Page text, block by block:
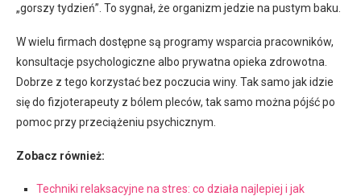
„gorszy tydzień”. To sygnał, że organizm jedzie na pustym baku.
W wielu firmach dostępne są programy wsparcia pracowników,
konsultacje psychologiczne albo prywatna opieka zdrowotna.
Dobrze z tego korzystać bez poczucia winy. Tak samo jak idzie
się do fizjoterapeuty z bólem pleców, tak samo można pójść po
pomoc przy przeciążeniu psychicznym.
Zobacz również:
Techniki relaksacyjne na stres: co działa najlepiej i jak